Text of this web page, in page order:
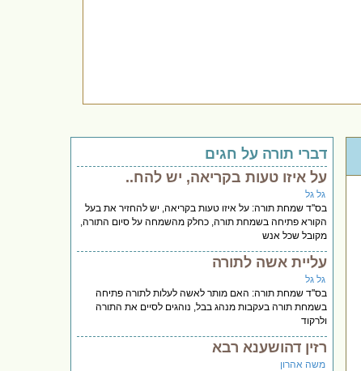
דברי תורה על חגים
על איזו טעות בקריאה, יש להח..
גל גל
בס''ד שמחת תורה: על איזו טעות בקריאה, יש להחזיר את בעל
הקורא פתיחה בשמחת תורה, כחלק מהשמחה על סיום התורה,
מקובל שכל אנש
עליית אשה לתורה
גל גל
בס''ד שמחת תורה: האם מותר לאשה לעלות לתורה פתיחה
בשמחת תורה בעקבות מנהג בבל, נוהגים לסיים את התורה
ולרקוד
רזין דהושענא רבא
משה אהרון